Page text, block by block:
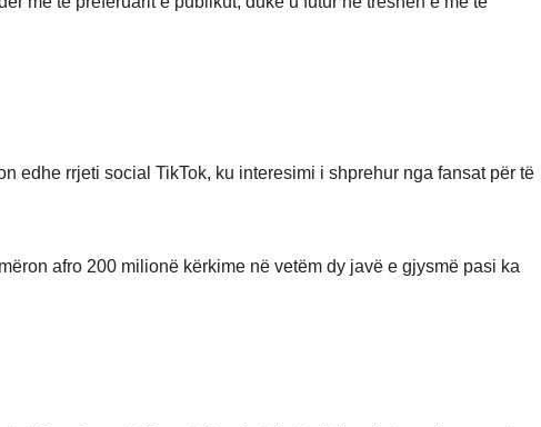
edhe rrjeti social TikTok, ku interesimi i shprehur nga fansat për të
afro 200 milionë kërkime në vetëm dy javë e gjysmë pasi ka